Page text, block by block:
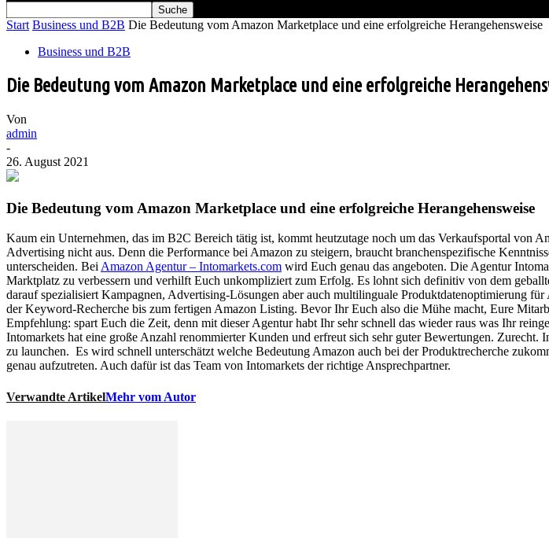
Start Business und B2B Die Bedeutung vom Amazon Marketplace und eine erfolgreiche Herangehensweise
Business und B2B
Die Bedeutung vom Amazon Marketplace und eine erfolgreiche
Von
admin
-
26. August 2021
Die Bedeutung vom Amazon Marketplace und eine erfolgreiche Herangehensweise
Kaum ein Unternehmen, das im B2C Bereich tätig ist, kommt heutzutage noch um das Verkaufsportal von
Advertising nicht aus. Denn die Performance bei Amazon zu steigern, braucht branchenspezifische
unterscheiden. Bei Amazon Agentur – Intomarkets.com wird Euch genau das angeboten. Die Agentur
Marktplatz zu verbessern und verhilft Euch unkompliziert zum Erfolg. Es lohnt sich definitiv von dem
darauf spezialisiert Kampagnen, Advertising-Lösungen aber auch multilinguale Produktdatenoptimierung
der Keyword-Recherche bis zum fertigen Amazon Listing. Bevor Ihr Euch also die Mühe macht, Eure
Empfehlung: spart Euch die Zeit, denn mit dieser Agentur habt Ihr sehr schnell das wieder raus was Ihr
Intomarkets hat eine große Anzahl renommierter Kunden und erfreut sich sehr guter Bewertungen. Zurecht.
zu launchen. Es wird schnell unterschätzt welche Bedeutung Amazon auch bei der Produktrecherche
genau aufzutreten. Auch dafür ist das Team von Intomarkets der richtige Ansprechpartner.
Verwandte ArtikelMehr vom Autor